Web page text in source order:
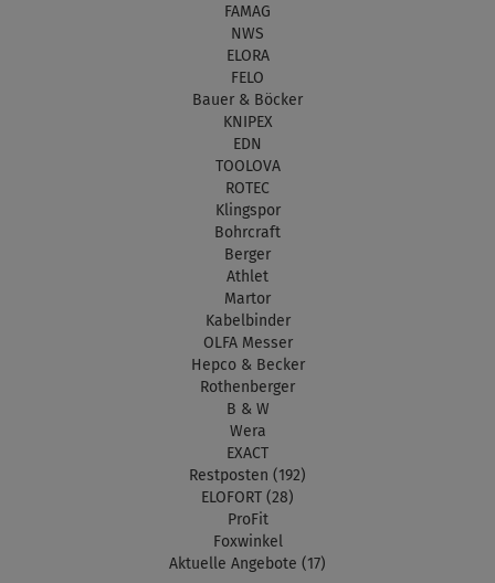
FAMAG
NWS
ELORA
FELO
Bauer & Böcker
KNIPEX
EDN
TOOLOVA
ROTEC
Klingspor
Bohrcraft
Berger
Athlet
Martor
Kabelbinder
OLFA Messer
Hepco & Becker
Rothenberger
B & W
Wera
EXACT
Restposten (192)
ELOFORT (28)
ProFit
Foxwinkel
Aktuelle Angebote (17)